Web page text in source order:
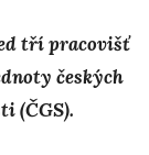
tří pracovišť
českých
(ČGS).